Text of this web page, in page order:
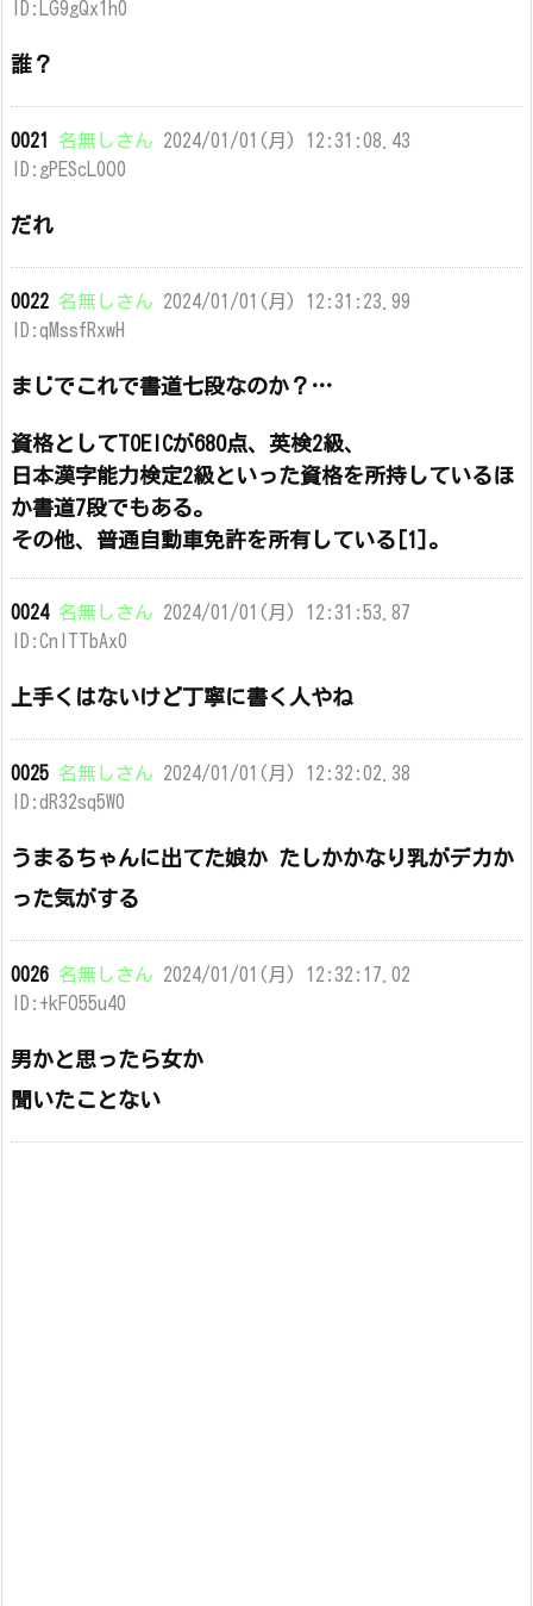
ID:LG9gQx1h0
誰？
0021 名無しさん 2024/01/01(月) 12:31:08.43
ID:gPEScL0O0
だれ
0022 名無しさん 2024/01/01(月) 12:31:23.99
ID:qMssfRxwH
まじでこれで書道七段なのか？…
資格としてTOEICが680点、英検2級、
日本漢字能力検定2級といった資格を所持しているほ
か書道7段でもある。
その他、普通自動車免許を所有している[1]。
0024 名無しさん 2024/01/01(月) 12:31:53.87
ID:CnlTTbAx0
上手くはないけど丁寧に書く人やね
0025 名無しさん 2024/01/01(月) 12:32:02.38
ID:dR32sq5W0
うまるちゃんに出てた娘か たしかかなり乳がデカか
った気がする
0026 名無しさん 2024/01/01(月) 12:32:17.02
ID:+kFO55u40
男かと思ったら女か
聞いたことない